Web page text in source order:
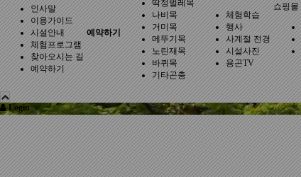
인사말
이용가이드
시설안내
체험프로그램
찾아오시는 길
예약하기
예약하기
딱정벌레목
나비목
거미목
메뚜기목
노린재목
바퀴목
기타곤충
체험학습
행사
사계절 전경
시설사진
용곤TV
쇼핑몰
Login